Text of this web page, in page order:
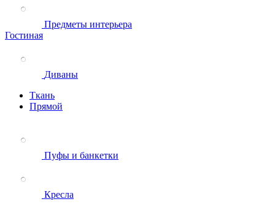
Предметы интерьера
Гостиная
Диваны
Ткань
Прямой
Пуфы и банкетки
Кресла